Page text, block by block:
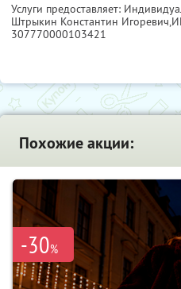
Услуги предоставляет:
Штрыкин Константин Игоревич,
307770000103421
Похожие акции:
-30%